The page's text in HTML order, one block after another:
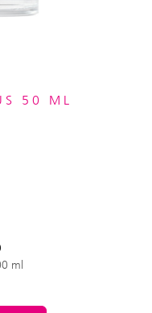
50 ML
ml